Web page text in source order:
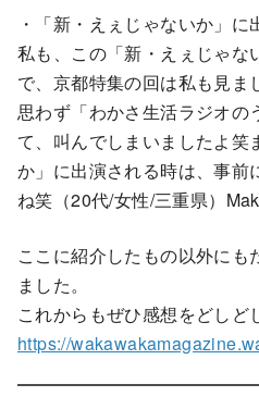
・「新・えぇじゃないか」に
私も、この「新・えぇじゃな
で、京都特集の回は私も見ま
思わず「わかさ生活ラジオの
て、叫んでしまいましたよ笑
か」に出演される時は、事前
ね笑（20代/女性/三重県）
ここに紹介したもの以外にも
ました。
これからもぜひ感想をどしど
https://